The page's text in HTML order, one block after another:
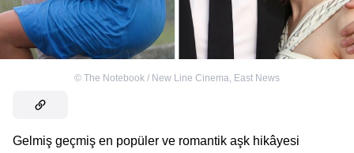
© The Notebook / New Line Cinema East News
Gelmiş geçmiş en popüler ve romantik aşk hikâyesi